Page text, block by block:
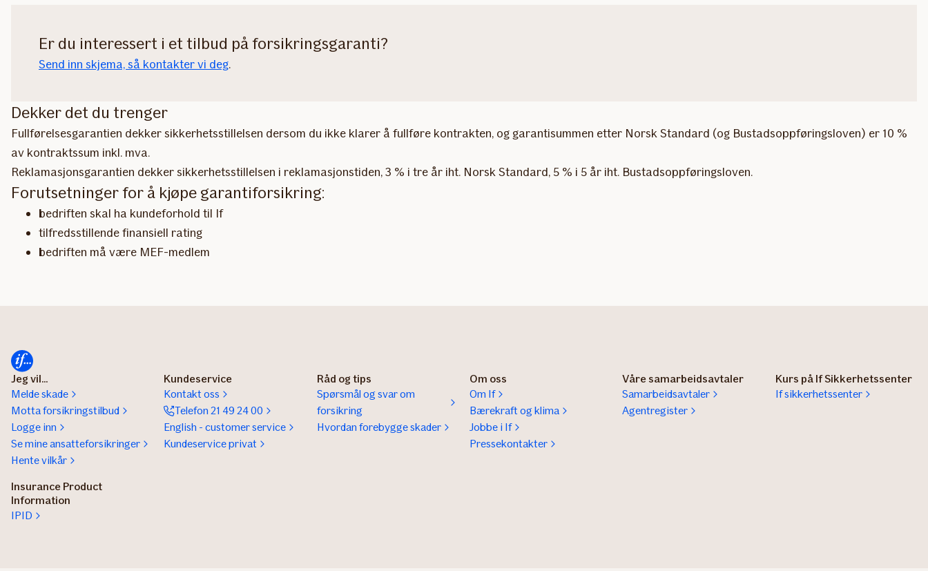
Er du interessert i et tilbud på forsikringsgaranti?
Send inn skjema, så kontakter vi deg.
Dekker det du trenger
Fullførelsesgarantien dekker sikkerhetsstillelsen dersom du ikke klarer å fullføre kontrakten, og garantisummen etter Norsk Standard (og Bustadsoppføringsloven) er 10 %
av kontraktssum inkl. mva.
Reklamasjonsgarantien dekker sikkerhetsstillelsen i reklamasjonstiden, 3 % i tre år iht. Norsk Standard, 5 % i 5 år iht. Bustadsoppføringsloven.
Forutsetninger for å kjøpe garantiforsikring:
bedriften skal ha kundeforhold til If
tilfredsstillende finansiell rating
bedriften må være MEF-medlem
Jeg vil...
Melde skade
Motta forsikringstilbud
Logge inn
Se mine ansatteforsikringer
Hente vilkår
Kundeservice
Kontakt oss
Telefon 21 49 24 00
English - customer service
Kundeservice privat
Råd og tips
Spørsmål og svar om
forsikring
Hvordan forebygge skader
Om oss
Om If
Bærekraft og klima
Jobbe i If
Pressekontakter
Våre samarbeidsavtaler
Samarbeidsavtaler
Agentregister
Kurs på If Sikkerhetssenter
If sikkerhetssenter
Insurance Product
Information
IPID